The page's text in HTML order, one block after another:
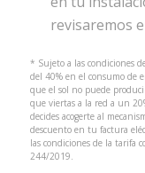
revisaremos
* Sujeto a las condiciones
del 40% en el consumo de
que el sol no puede
que viertas a la red a un
decides acogerte al
descuento en tu factura
las condiciones de la tarifa
244/2019.